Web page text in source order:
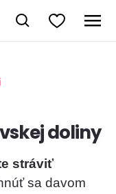
doliny
stráviť
sa davom